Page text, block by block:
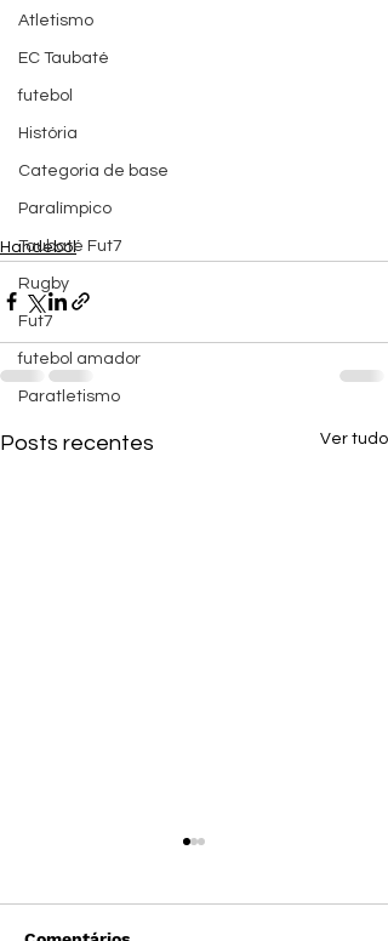
Atletismo
EC Taubaté
futebol
História
Categoria de base
Paralímpico
Taubaté Fut7
Rugby
Fut7
futebol amador
Paratletismo
Handebol
Posts recentes Ver tudo